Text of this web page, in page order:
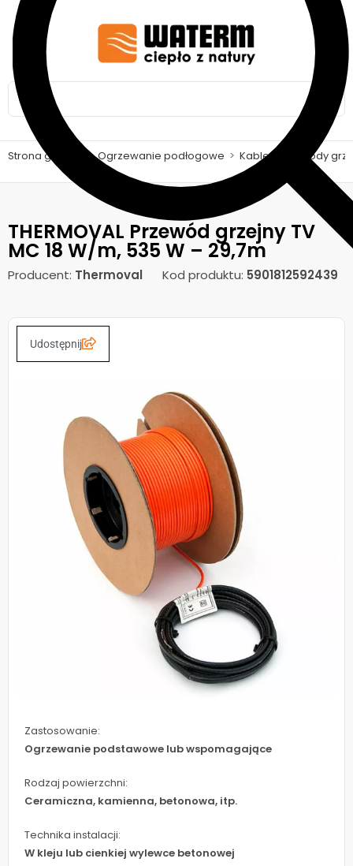
Strona główna > Ogrzewanie podłogowe > Kable i przewody
THERMOVAL Przewód grzejny TV
MC 18 W/m, 535 W – 29,7m
Producent: Thermoval Kod produktu: 5901812592439
Udostępnij
Zastosowanie:
Ogrzewanie podstawowe lub wspomagające
Rodzaj powierzchni:
Ceramiczna, kamienna, betonowa, itp.
Technika instalacji:
W kleju lub cienkiej wylewce betonowej